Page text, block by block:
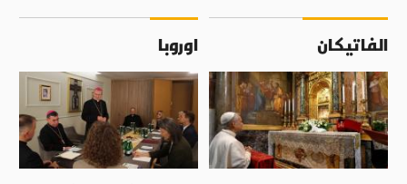
الفاتيكان اوروبا